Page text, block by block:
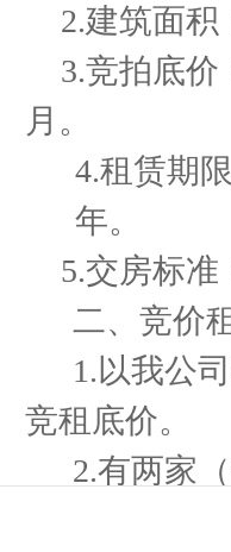
2.建筑面积
3.竞拍底价
月。
4.租赁期
年。
5.交房标准
二、 竞价
1.以我公
竞租底价。
2.有两家
的，采用暗